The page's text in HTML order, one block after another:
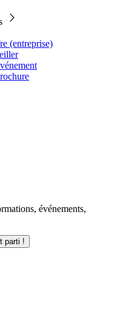
(entreprise)
événements,
parti !